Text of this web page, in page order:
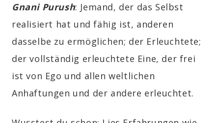
Gnani Purush: Jemand, der das Selbst
realisiert hat und fähig ist, anderen
dasselbe zu ermöglichen; der Erleuchtete;
der vollständig erleuchtete Eine, der frei
ist von Ego und allen weltlichen
Anhaftungen und der andere erleuchtet.